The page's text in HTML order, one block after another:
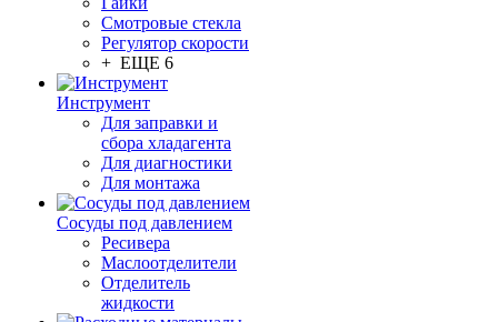
Смотровые стекла
Регулятор скорости
+ ЕЩЕ 6
Инструмент
Для заправки и
сбора хладагента
Для диагностики
Для монтажа
Сосуды под давлением
Ресивера
Маслоотделители
Отделитель
жидкости